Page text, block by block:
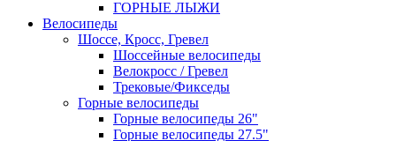
ГОРНЫЕ ЛЫЖИ
Велосипеды
Шоссе, Кросс, Гревел
Шоссейные велосипеды
Велокросс / Гревел
Трековые/Фикседы
Горные велосипеды
Горные велосипеды 26"
Горные велосипеды 27.5"